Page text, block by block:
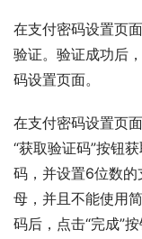
在支付密码设置页
验证。验证成功后
码设置页面。
在支付密码设置页
“获取验证码”按钮
码，并设置6位数
母，并且不能使用
码后，点击“完成”